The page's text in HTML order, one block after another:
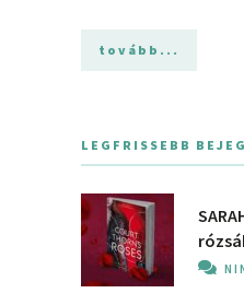
tovább...
LEGFRISSEBB